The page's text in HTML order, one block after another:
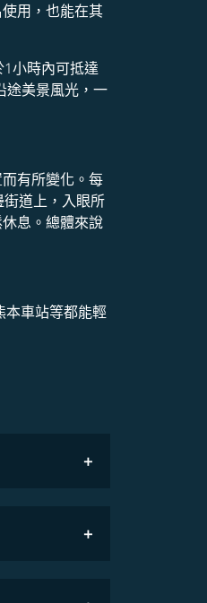
用，也能在其
小時內可抵達
途美景風光，一
有所變化。每
道上，入眼所
息。總體來說
本車站等都能輕